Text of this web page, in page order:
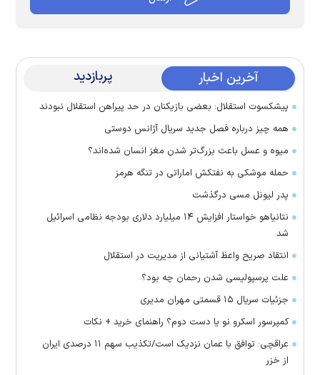
آخرین اخبار پربازدید
پیشکسوت استقلال: بعضی بازیکنان در حد پیراهن استقلال نبودند
همه چیز درباره فصل جدید سریال آژانس دوستی
میوه و عسل باعث بزرگ‌تر شدن مغز انسان شده‌اند؟
حمله موشکی به نفتکش اماراتی در تنگه هرمز
پدر لیونل مسی درگذشت
نتانیاهو خواستار افزایش ۱۴ میلیارد دلاری بودجه نظامی اسرائیل
شد
انتقاد صریح واعظ آشتیانی از مدیریت در استقلال
علت پرسپولیسی شدن رحمان چه بود؟
جزئیات سریال ۱۵ قسمتی مهران مدیری
کمپرسور اسکرو نو یا دست دوم؟ راهنمای خرید + نکات
عراقچی: توافق با عمان نزدیک است/تکذیب سهم ۱۱ درصدی ایران
از خزر